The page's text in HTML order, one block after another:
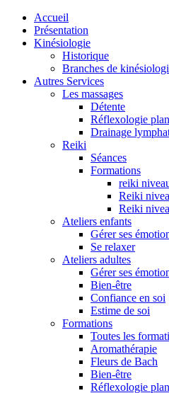
Accueil
Présentation
Kinésiologie
Historique
Branches de
Autres Services
Les massages
Détente
Réflexologie
Drainage
Reiki
Séances
Formations
reiki
Reiki
Reiki
Ateliers enfants
Gérer ses
Se relaxer
Ateliers adultes
Gérer ses
Bien-être
Confiance en soi
Estime de soi
Formations
Toutes les
Aromathérapie
Fleurs de Bach
Bien-être
Réflexologie